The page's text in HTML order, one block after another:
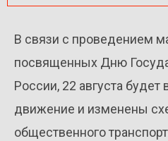
В связи с проведением
посвященных Дню
России, 22 августа
движение и изменены
общественного